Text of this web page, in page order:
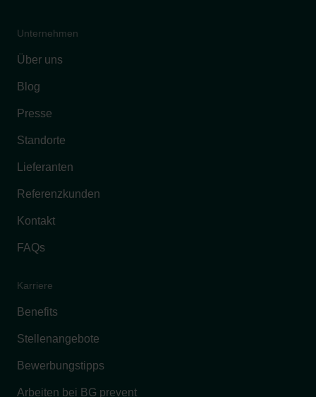
Unternehmen
Über uns
Blog
Presse
Standorte
Lieferanten
Referenzkunden
Kontakt
FAQs
Karriere
Benefits
Stellenangebote
Bewerbungstipps
Arbeiten bei BG prevent